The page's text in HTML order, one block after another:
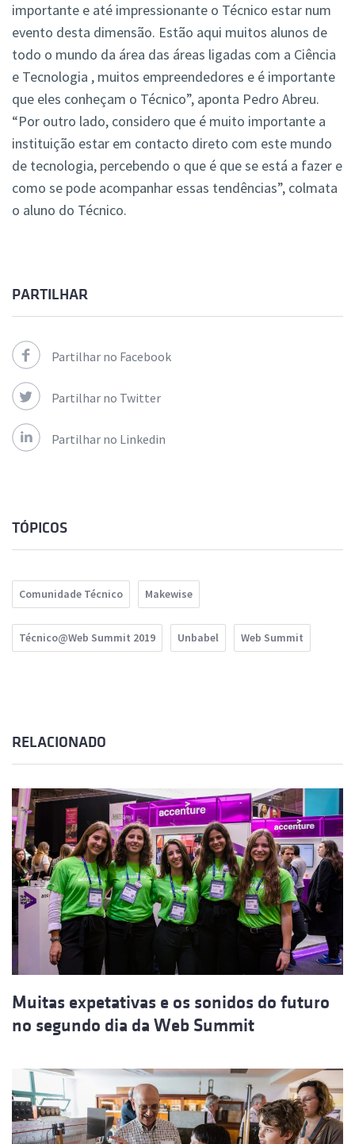
importante e até impressionante o Técnico estar num
evento desta dimensão. Estão aqui muitos alunos de
todo o mundo da área das áreas ligadas com a Ciência
e Tecnologia , muitos empreendedores e é importante
que eles conheçam o Técnico”, aponta Pedro Abreu.
“Por outro lado, considero que é muito importante a
instituição estar em contacto direto com este mundo
de tecnologia, percebendo o que é que se está a fazer e
como se pode acompanhar essas tendências”, colmata
o aluno do Técnico.
PARTILHAR
Partilhar no Facebook
Partilhar no Twitter
Partilhar no Linkedin
TÓPICOS
Comunidade Técnico Makewise
Técnico@Web Summit 2019 Unbabel Web Summit
RELACIONADO
Muitas expetativas e os sonidos do futuro
no segundo dia da Web Summit